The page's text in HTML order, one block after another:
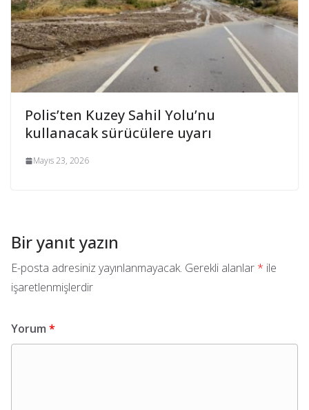
Polis’ten Kuzey Sahil Yolu’nu
kullanacak sürücülere uyarı
Mayıs 23, 2026
Bir yanıt yazın
E-posta adresiniz yayınlanmayacak. Gerekli alanlar * ile
işaretlenmişlerdir
Yorum *